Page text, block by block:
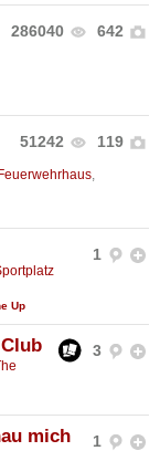
286040 642
51242 119
Feuerwehrhaus,
1
Up
3
1
mich